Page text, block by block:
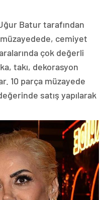
Batur tarafından
cemiyet
çok değerli
takı, dekorasyon
10 parça müzayede
satış yapılarak